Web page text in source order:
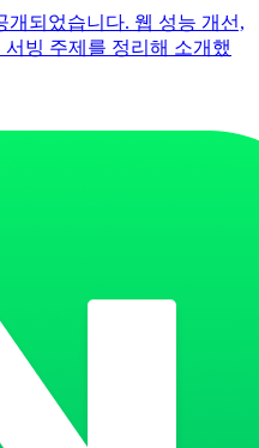
되었습니다. 웹 성능 개선,
빙 주제를 정리해 소개했